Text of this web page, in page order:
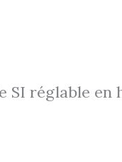
SI réglable